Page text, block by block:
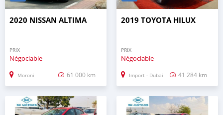
2020 NISSAN ALTIMA
PRIX
Négociable
Moroni 61 000 km
2019 TOYOTA HILUX
PRIX
Négociable
Import - Dubai 41 284 km